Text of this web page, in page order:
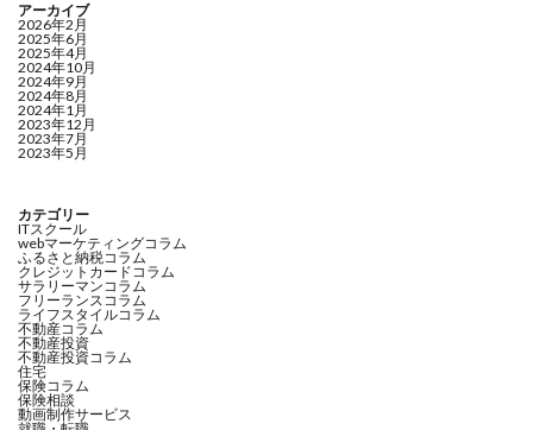
アーカイブ
2026年2月
2025年6月
2025年4月
2024年10月
2024年9月
2024年8月
2024年1月
2023年12月
2023年7月
2023年5月
カテゴリー
ITスクール
webマーケティングコラム
ふるさと納税コラム
クレジットカードコラム
サラリーマンコラム
フリーランスコラム
ライフスタイルコラム
不動産コラム
不動産投資
不動産投資コラム
住宅
保険コラム
保険相談
動画制作サービス